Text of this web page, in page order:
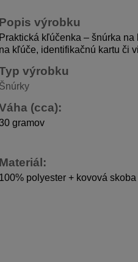
Popis výrobku
Praktická kľúčenka – šnúrka
na kľúče, identifikačnú kartu či
výrobku
Šnúrky
(cca):
gramov
Materiál:
100% polyester + kovová skoba